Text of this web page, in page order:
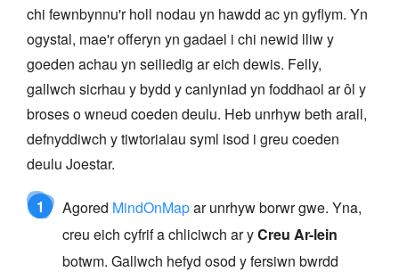
chi fewnbynnu'r holl nodau yn hawdd ac yn gyflym. Yn
ogystal, mae'r offeryn yn gadael i chi newid lliw y
goeden achau yn seiliedig ar eich dewis. Felly,
gallwch sicrhau y bydd y canlyniad yn foddhaol ar ôl y
broses o wneud coeden deulu. Heb unrhyw beth arall,
defnyddiwch y tiwtorialau syml isod i greu coeden
deulu Joestar.
1 Agored MindOnMapar unrhyw borwr gwe. Yna,
creu eich cyfrif a chliciwch ar yCreu Ar-lein
botwm. Gallwch hefyd osod y fersiwn bwrdd